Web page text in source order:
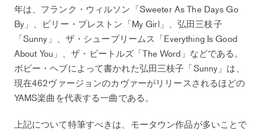
年は、フランク・ウィルソン「Sweeter As The Days Go
By」、ビリー・プレストン「My Girl」、弘田三枝子
「Sunny」、ザ・シュープリームス「Everything Is Good
About You」、ザ・ビートルズ「The Word」などである。
ボビー・ヘブによって書かれた弘田三枝子「Sunny」は、
現在462ヴァージョンのカヴァーがリリースされるほどの
YAMS楽曲を代表する一曲である。
上記について特筆すべきは、モータウン作品が多いことで